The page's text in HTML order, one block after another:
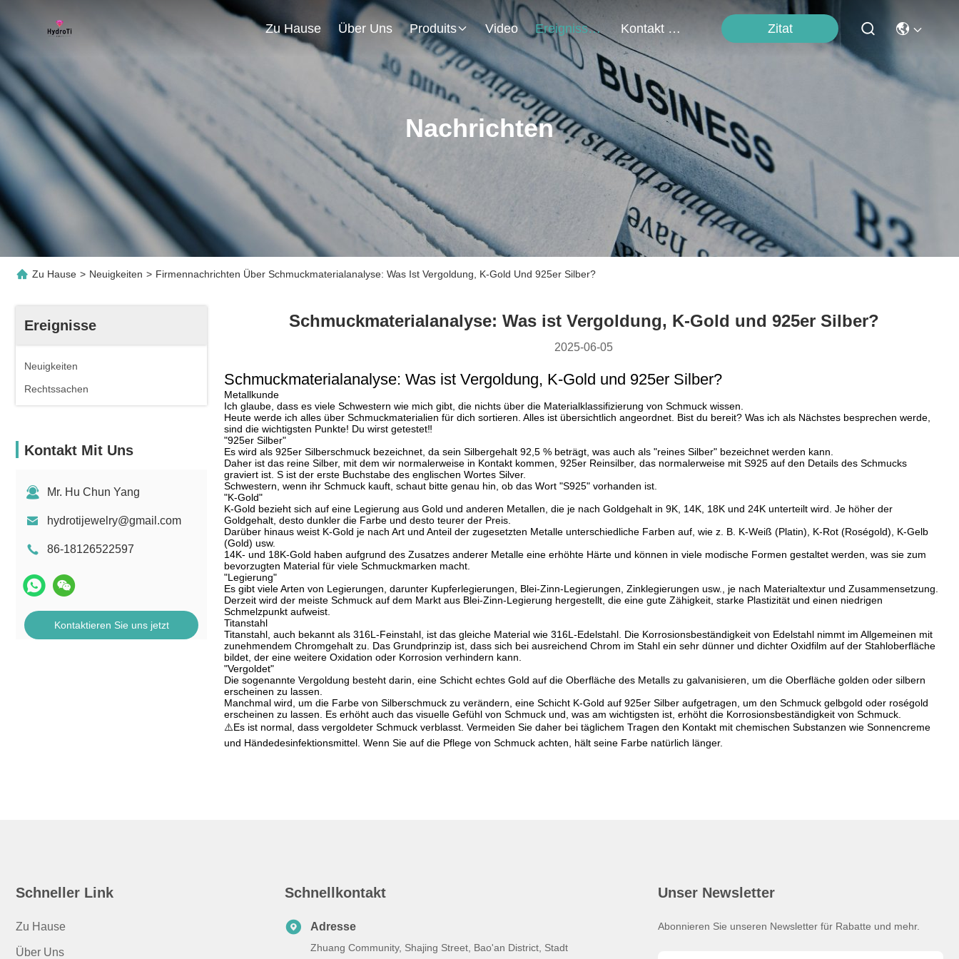
Zu Hause Über Uns Produits Video Ereignisse Kontakt Mit Uns Zitat
Nachrichten
Zu Hause > Neuigkeiten > Firmennachrichten Über Schmuckmaterialanalyse: Was Ist Vergoldung, K-Gold Und 925er Silber?
Ereignisse
Neuigkeiten
Rechtssachen
Kontakt Mit Uns
Mr. Hu Chun Yang
hydrotijewelry@gmail.com
86-18126522597
Kontaktieren Sie uns jetzt
Schmuckmaterialanalyse: Was ist Vergoldung, K-Gold und 925er Silber?
2025-06-05
Schmuckmaterialanalyse: Was ist Vergoldung, K-Gold und 925er Silber?
Metallkunde
Ich glaube, dass es viele Schwestern wie mich gibt, die nichts über die Materialklassifizierung von Schmuck wissen.
Heute werde ich alles über Schmuckmaterialien für dich sortieren. Alles ist übersichtlich angeordnet. Bist du bereit? Was ich als Nächstes besprechen werde,
sind die wichtigsten Punkte! Du wirst getestet‼ ️
"925er Silber"
Es wird als 925er Silberschmuck bezeichnet, da sein Silbergehalt 92,5 % beträgt, was auch als "reines Silber" bezeichnet werden kann.
Daher ist das reine Silber, mit dem wir normalerweise in Kontakt kommen, 925er Reinsilber, das normalerweise mit S925 auf den Details des Schmucks
graviert ist. S ist der erste Buchstabe des englischen Wortes Silver.
Schwestern, wenn ihr Schmuck kauft, schaut bitte genau hin, ob das Wort "S925" vorhanden ist.
"K-Gold"
K-Gold bezieht sich auf eine Legierung aus Gold und anderen Metallen, die je nach Goldgehalt in 9K, 14K, 18K und 24K unterteilt wird. Je höher der
Goldgehalt, desto dunkler die Farbe und desto teurer der Preis.
Darüber hinaus weist K-Gold je nach Art und Anteil der zugesetzten Metalle unterschiedliche Farben auf, wie z. B. K-Weiß (Platin), K-Rot (Roségold), K-Gelb
(Gold) usw.
14K- und 18K-Gold haben aufgrund des Zusatzes anderer Metalle eine erhöhte Härte und können in viele modische Formen gestaltet werden, was sie zum
bevorzugten Material für viele Schmuckmarken macht.
"Legierung"
Es gibt viele Arten von Legierungen, darunter Kupferlegierungen, Blei-Zinn-Legierungen, Zinklegierungen usw., je nach Materialtextur und Zusammensetzung.
Derzeit wird der meiste Schmuck auf dem Markt aus Blei-Zinn-Legierung hergestellt, die eine gute Zähigkeit, starke Plastizität und einen niedrigen
Schmelzpunkt aufweist.
Titanstahl
Titanstahl, auch bekannt als 316L-Feinstahl, ist das gleiche Material wie 316L-Edelstahl. Die Korrosionsbeständigkeit von Edelstahl nimmt im Allgemeinen mit
zunehmendem Chromgehalt zu. Das Grundprinzip ist, dass sich bei ausreichend Chrom im Stahl ein sehr dünner und dichter Oxidfilm auf der Stahloberfläche
bildet, der eine weitere Oxidation oder Korrosion verhindern kann.
"Vergoldet"
Die sogenannte Vergoldung besteht darin, eine Schicht echtes Gold auf die Oberfläche des Metalls zu galvanisieren, um die Oberfläche golden oder silbern
erscheinen zu lassen.
Manchmal wird, um die Farbe von Silberschmuck zu verändern, eine Schicht K-Gold auf 925er Silber aufgetragen, um den Schmuck gelbgold oder roségold
erscheinen zu lassen. Es erhöht auch das visuelle Gefühl von Schmuck und, was am wichtigsten ist, erhöht die Korrosionsbeständigkeit von Schmuck.
⚠️Es ist normal, dass vergoldeter Schmuck verblasst. Vermeiden Sie daher bei täglichem Tragen den Kontakt mit chemischen Substanzen wie Sonnencreme
und Händedesinfektionsmittel. Wenn Sie auf die Pflege von Schmuck achten, hält seine Farbe natürlich länger.
Schneller Link
Zu Hause
Über Uns
Schnellkontakt
Adresse
Zhuang Community, Shajing Street, Bao'an District, Stadt
Unser Newsletter
Abonnieren Sie unseren Newsletter für Rabatte und mehr.